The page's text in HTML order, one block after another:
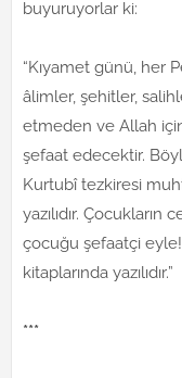
buyuruyorlar ki:
“Kıyamet günü, her
âlimler, şehitler,
etmeden ve Allah
şefaat edecektir.
Kurtubî tezkiresi
yazılıdır. Çocukların
çocuğu şefaatçi
kitaplarında yazılıdır.”
***